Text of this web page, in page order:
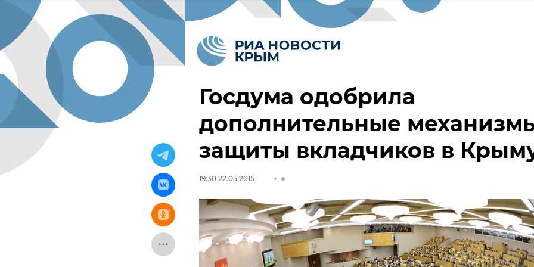
Госдума одобрила
дополнительные
защиты вкладчиков в
19:30 22.05.2015